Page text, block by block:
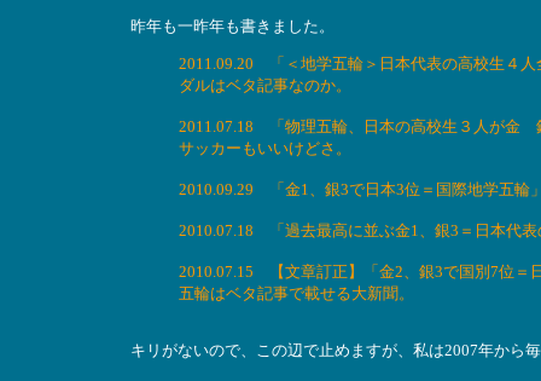
昨年も一昨年も書きました。
2011.09.20 「＜地学五輪＞日本代表の高校生４
ダルはベタ記事なのか。
2011.07.18 「物理五輪、日本の高校生３人が金
サッカーもいいけどさ。
2010.09.29 「金1、銀3で日本3位＝国際地学五輪
2010.07.18 「過去最高に並ぶ金1、銀3＝日本代
2010.07.15 【文章訂正】「金2、銀3で国別7位
五輪はベタ記事で載せる大新聞。
キリがないので、この辺で止めますが、私は2007年から